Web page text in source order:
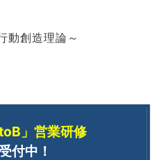
動創造理論～
」営業研修
付中！